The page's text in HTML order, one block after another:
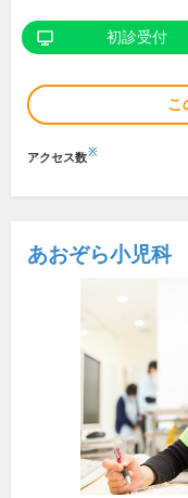
初診受付
こ
アクセス数※
あおぞら小児科